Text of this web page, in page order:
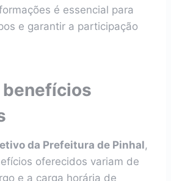
é essencial para
e garantir a participação
benefícios
da Prefeitura de Pinhal,
oferecidos variam de
e a carga horária de